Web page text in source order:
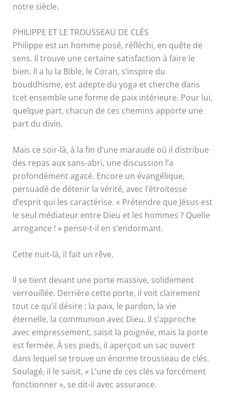
notre siècle.
PHILIPPE ET LE TROUSSEAU DE CLÉS
Philippe est un homme posé, réfléchi, en quête de
sens. Il trouve une certaine satisfaction à faire le
bien. Il a lu la Bible, le Coran, s’inspire du
bouddhisme, est adepte du yoga et cherche dans
tcet ensemble une forme de paix intérieure. Pour lui,
quelque part, chacun de ces chemins apporte une
part du divin.
Mais ce soir-là, à la fin d’une maraude où il distribue
des repas aux sans-abri, une discussion l’a
profondément agacé. Encore un évangélique,
persuadé de détenir la vérité, avec l’étroitesse
d’esprit qui les caractérise. « Prétendre que Jésus est
le seul médiateur entre Dieu et les hommes ? Quelle
arrogance ! » pense-t-il en s’endormant.
Cette nuit-là, il fait un rêve.
Il se tient devant une porte massive, solidement
verrouillée. Derrière cette porte, il voit clairement
tout ce qu’il désire : la paix, le pardon, la vie
éternelle, la communion avec Dieu. Il s’approche
avec empressement, saisit la poignée, mais la porte
est fermée. À ses pieds, il aperçoit un sac ouvert
dans lequel se trouve un énorme trousseau de clés.
Soulagé, il le saisit, « L’une de ces clés va forcément
fonctionner », se dit-il avec assurance.